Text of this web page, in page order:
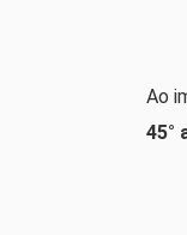
Ao
45°